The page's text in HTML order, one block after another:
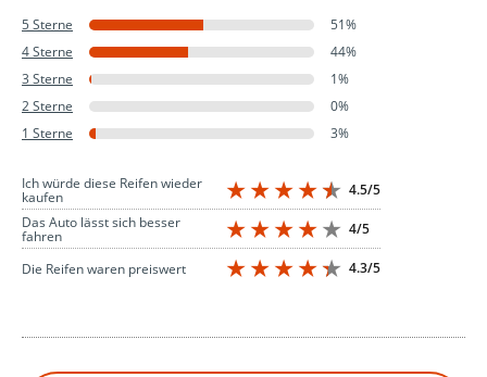
5 Sterne
51%
4 Sterne
44%
3 Sterne
1%
2 Sterne
0%
1 Sterne
3%
Ich würde diese Reifen wieder
kaufen
4.5/5
Das Auto lässt sich besser
fahren 4/5
Die Reifen waren preiswert 4.3/5